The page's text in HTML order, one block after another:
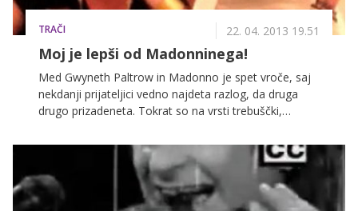
TRAČI 22. 04. 2013 19.51
Moj je lepši od Madonninega!
Med Gwyneth Paltrow in Madonno je spet vroče, saj
nekdanji prijateljici vedno najdeta razlog, da druga
drugo prizadeneta. Tokrat so na vrsti trebuščki,
trebušne mišice kot 54-letna kraljica popa.